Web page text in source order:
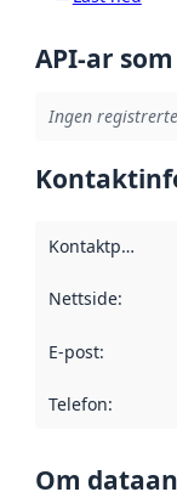
API-ar
Ingen
Kontaktpunkt
Nettside:
E-post:
Telefon:
Om